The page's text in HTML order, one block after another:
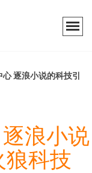
逐浪小说的科技引
浪小说
科技